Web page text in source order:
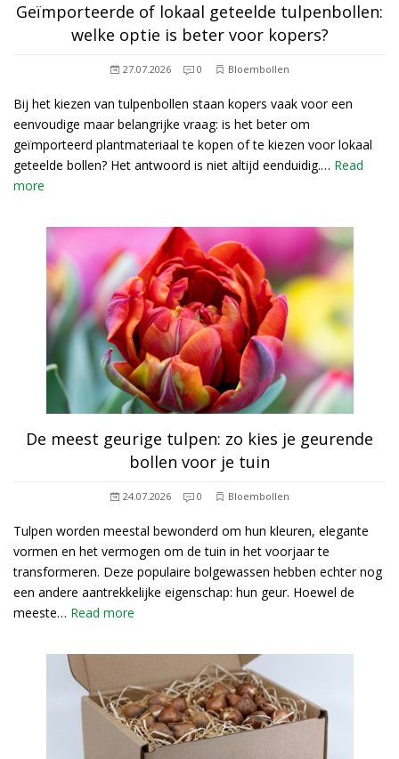
Geïmporteerde of lokaal geteelde tulpenbollen:
welke optie is beter voor kopers?
27.07.2026 0 Bloembollen
Bij het kiezen van tulpenbollen staan kopers vaak voor een
eenvoudige maar belangrijke vraag: is het beter om
geïmporteerd plantmateriaal te kopen of te kiezen voor lokaal
geteelde bollen? Het antwoord is niet altijd eenduidig.… Read
more
De meest geurige tulpen: zo kies je geurende
bollen voor je tuin
24.07.2026 0 Bloembollen
Tulpen worden meestal bewonderd om hun kleuren, elegante
vormen en het vermogen om de tuin in het voorjaar te
transformeren. Deze populaire bolgewassen hebben echter nog
een andere aantrekkelijke eigenschap: hun geur. Hoewel de
meeste… Read more